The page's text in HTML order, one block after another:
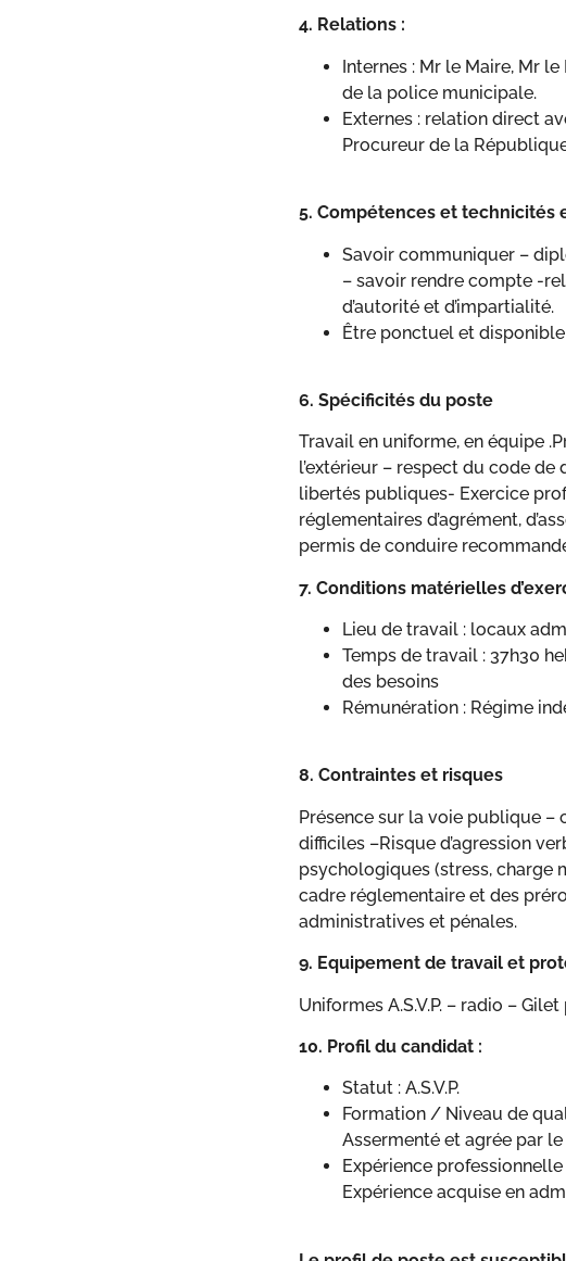
4. Relations :
Internes : Mr le Maire, Mr
de la police municipale.
Externes : relation direct
Procureur de la République
5. Compétences et technicités
Savoir communiquer –
– savoir rendre compte -
d’autorité et d’impartialité.
Être ponctuel et disponible
6. Spécificités du poste
Travail en uniforme, en équipe
l’extérieur – respect du code
libertés publiques- Exercice
réglementaires d’agrément,
permis de conduire
7. Conditions matérielles
Lieu de travail : locaux
Temps de travail : 37h30
des besoins
Rémunération : Régime
8. Contraintes et risques
Présence sur la voie publique
difficiles –Risque d’agression
psychologiques (stress, charge
cadre réglementaire et des
administratives et pénales.
9. Equipement de travail et
Uniformes A.S.V.P. – radio –
10. Profil du candidat :
Statut : A.S.V.P.
Formation / Niveau de
Assermenté et agrée par
Expérience professionnelle
Expérience acquise en